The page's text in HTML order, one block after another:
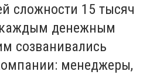
сложности 15 тысяч
денежным
созванивались
менеджеры,